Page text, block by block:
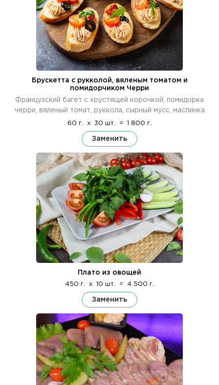
Брускетта с рукколой, вяленым томатом и
помидорчиком Черри
Французский багет с хрустящей корочкой, помидорка
черри, вяленый томат, руккола, сырный мусс, маслинка
60 г. x 30 шт. = 1 800 г.
Заменить
Плато из овощей
450 г. x 10 шт. = 4 500 г.
Заменить